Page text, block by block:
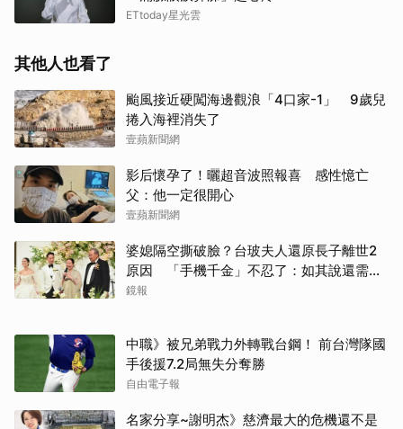
ETtoday星光雲
其他人也看了
颱風接近硬闖海邊觀浪「4口家-1」 9歲兒
捲入海裡消失了
壹蘋新聞網
影后懷孕了！曬超音波照報喜 感性憶亡
父：他一定很開心
壹蘋新聞網
婆媳隔空撕破臉？台玻夫人還原長子離世2
原因 「手機千金」不忍了：如其說還需要
離開嗎？
鏡報
中職》被兄弟戰力外轉戰台鋼！ 前台灣隊國
手後援7.2局無失分奪勝
自由電子報
名家分享~謝明杰》慈濟最大的危機還不是